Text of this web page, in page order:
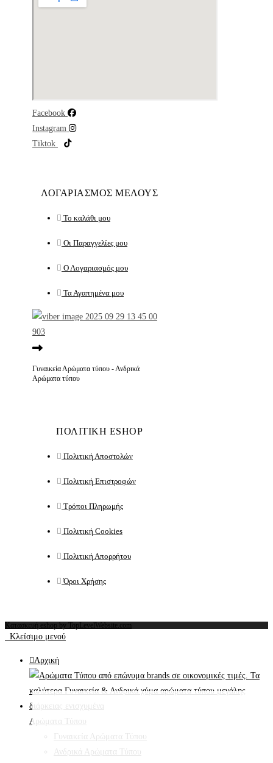
Facebook
Instagram
Tiktok
ΛΟΓΑΡΙΑΣΜΟΣ ΜΕΛΟΥΣ
Το καλάθι μου
Οι Παραγγελίες μου
Ο Λογαριασμός μου
Τα Αγαπημένα μου
Γυναικεία Αρώματα τύπου - Ανδρικά
Αρώματα τύπου
ΠΟΛΙΤΙΚΗ ESHOP
Πολιτική Αποστολών
Πολιτική Επιστροφών
Τρόποι Πληρωμής
Πολιτική Cookies
Πολιτική Απορρήτου
Όροι Χρήσης
Κατασκευή eshop by TopLevelWebsite.com
Κλείσιμο μενού
Αρχική
Αρώματα Τύπου
Γυναικεία Αρώματα Τύπου
Ανδρικά Αρώματα Τύπου